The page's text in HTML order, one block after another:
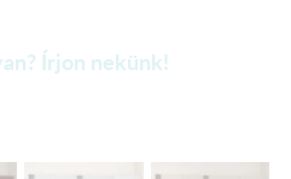
Írjon nekünk!